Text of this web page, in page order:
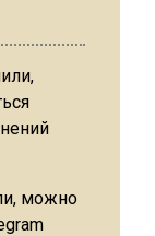
можно